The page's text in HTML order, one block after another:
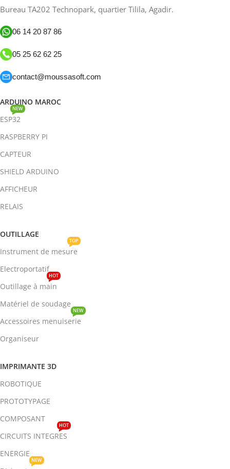
Bureau TA202 Technopark, quartier Tilila, Agadir.
06 14 20 87 86
05 25 62 62 25
contact@moussasoft.com
ARDUINO MAROC
ESP32
NEW
RASPBERRY PI
CAPTEUR
SHIELD ARDUINO
AFFICHEUR
RELAIS
OUTILLAGE
Instrument de mesure
TOP
Electroportatif
Outillage à main
HOT
Matériel de soudage
Accessoires menuiserie
NEW
Organiseur
IMPRIMANTE 3D
ROBOTIQUE
PROTOTYPAGE
COMPOSANT
CIRCUITS INTEGRES
HOT
ENERGIE
NEW